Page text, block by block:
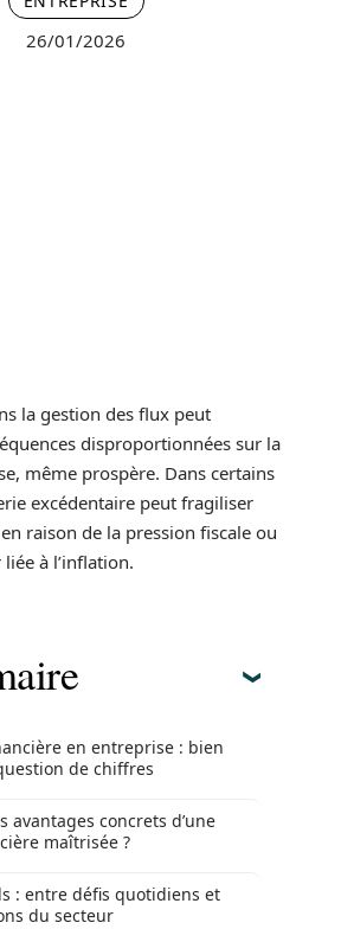
26/01/2026
la gestion des flux peut
disproportionnées sur la
même prospère. Dans certains
excédentaire peut fragiliser
raison de la pression fiscale ou
à l’inflation.
en entreprise : bien
de chiffres
avantages concrets d’une
maîtrisée ?
: entre défis quotidiens et
du secteur